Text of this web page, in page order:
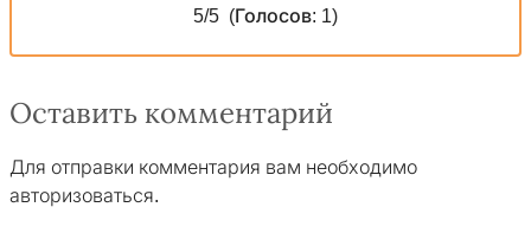
5/5 (Голосов: 1)
Оставить комментарий
Для отправки комментария вам необходимо
авторизоваться.